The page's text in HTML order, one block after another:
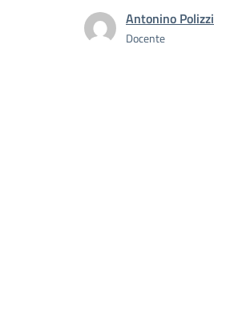
Antonino Polizzi
Docente